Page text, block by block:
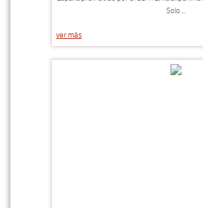
Solo ...
ver más